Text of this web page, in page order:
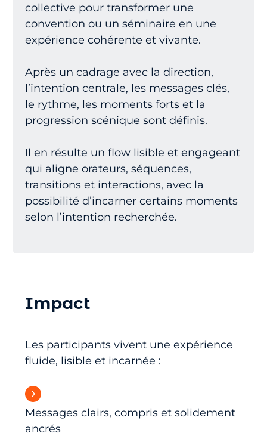
collective pour transformer une
convention ou un séminaire en une
expérience cohérente et vivante.
Après un cadrage avec la direction,
l’intention centrale, les messages clés,
le rythme, les moments forts et la
progression scénique sont définis.
Il en résulte un flow lisible et engageant
qui aligne orateurs, séquences,
transitions et interactions, avec la
possibilité d’incarner certains moments
selon l’intention recherchée.
Impact
Les participants vivent une expérience
fluide, lisible et incarnée :
Messages clairs, compris et solidement
ancrés